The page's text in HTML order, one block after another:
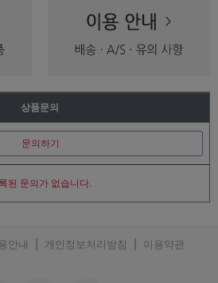
상품문의
문의하기
된 문의가 없습니다.
안내 개인정보처리방침 이용약관